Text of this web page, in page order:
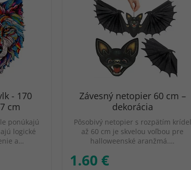
- 170
cm
ponúkajú
logické
a…
Závesný netopier 60 cm –
dekorácia
Pôsobivý netopier s rozpätím krídel
až 60 cm je skvelou voľbou pre
halloweenské aranžmá.…
1.60 €